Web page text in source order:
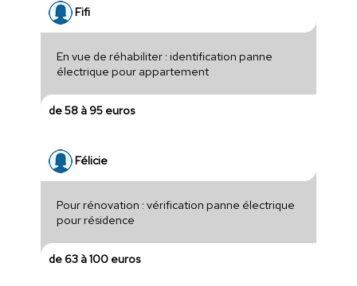
Fifi
En vue de réhabiliter : identification panne
électrique pour appartement
de 58 à 95 euros
Félicie
Pour rénovation : vérification panne électrique
pour résidence
de 63 à 100 euros